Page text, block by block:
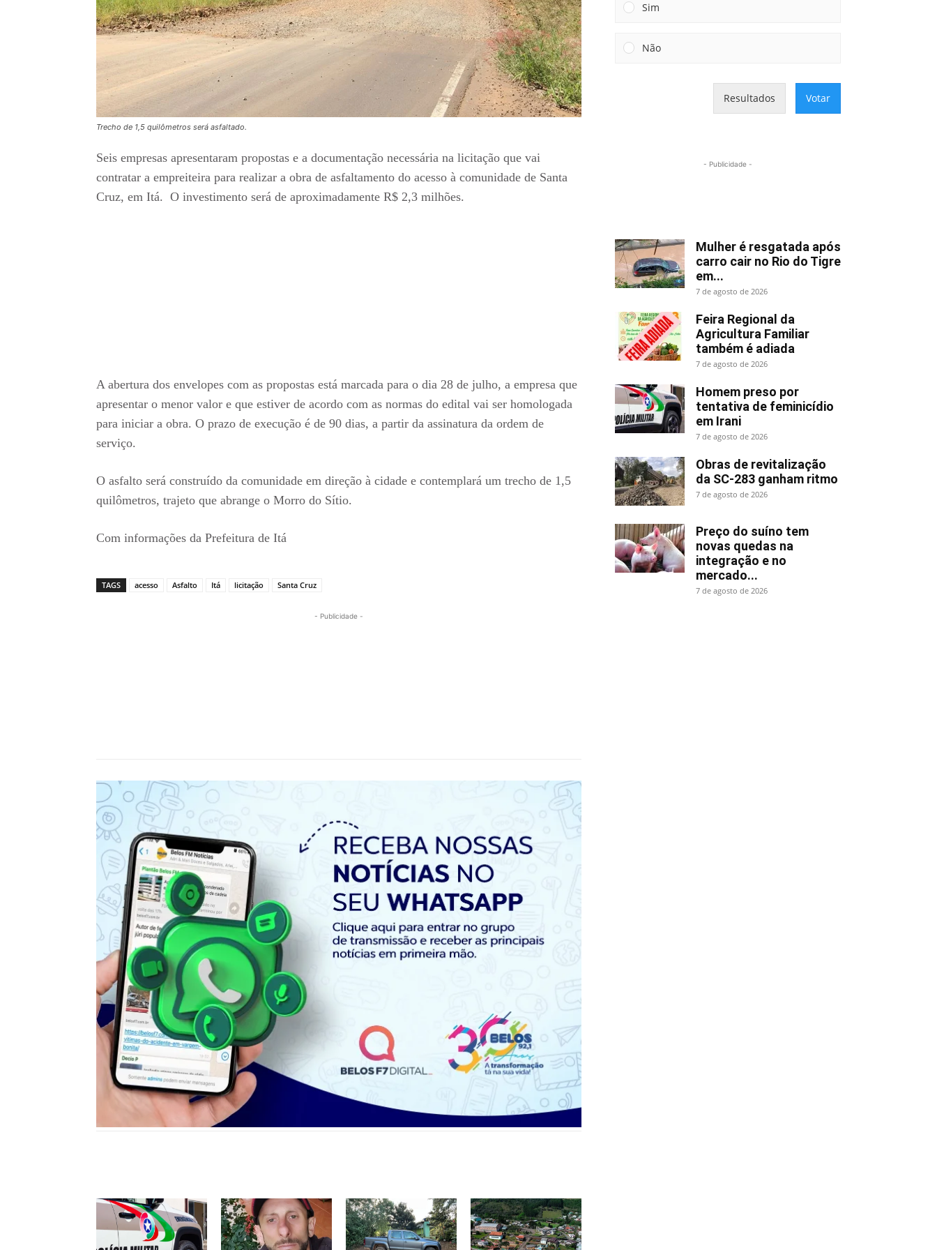
Trecho de 1,5 quilômetros será asfaltado.
Seis empresas apresentaram propostas e a documentação necessária na licitação que vai
contratar a empreiteira para realizar a obra de asfaltamento do acesso à comunidade de Santa
Cruz, em Itá. O investimento será de aproximadamente R$ 2,3 milhões.
A abertura dos envelopes com as propostas está marcada para o dia 28 de julho, a empresa que
apresentar o menor valor e que estiver de acordo com as normas do edital vai ser homologada
para iniciar a obra. O prazo de execução é de 90 dias, a partir da assinatura da ordem de
serviço.
O asfalto será construído da comunidade em direção à cidade e contemplará um trecho de 1,5
quilômetros, trajeto que abrange o Morro do Sítio.
Com informações da Prefeitura de Itá
TAGS acesso Asfalto Itá licitação Santa Cruz
- Publicidade -
Sim
Não
Resultados Votar
- Publicidade -
Mulher é resgatada após
carro cair no Rio do Tigre
em...
7 de agosto de 2026
Feira Regional da
Agricultura Familiar
também é adiada
7 de agosto de 2026
Homem preso por
tentativa de feminicídio
em Irani
7 de agosto de 2026
Obras de revitalização
da SC-283 ganham ritmo
7 de agosto de 2026
Preço do suíno tem
novas quedas na
integração e no
mercado...
7 de agosto de 2026